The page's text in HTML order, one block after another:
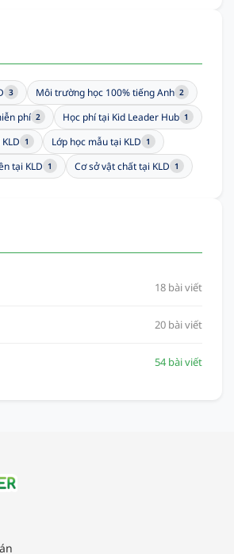
3 Môi trường học 100% tiếng Anh 2
phí 2 Học phí tại Kid Leader Hub 1
1 Lớp học mẫu tại KLD 1
tại KLD 1 Cơ sở vật chất tại KLD 1
18 bài viết
20 bài viết
54 bài viết